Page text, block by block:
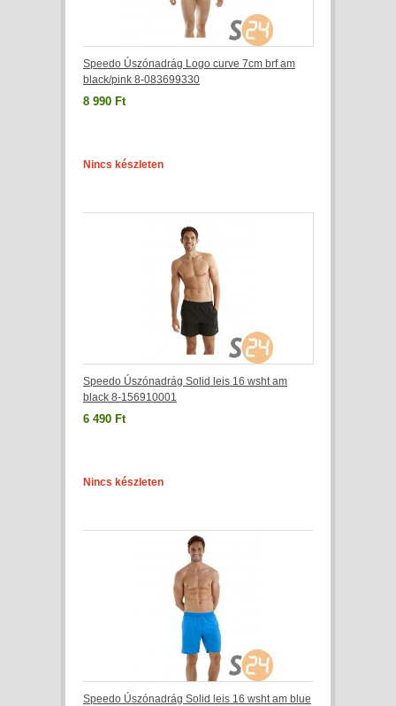
Speedo Úszónadrág Logo curve 7cm brf am
black/pink 8-083699330
8 990 Ft
Nincs készleten
Speedo Úszónadrág Solid leis 16 wsht am
black 8-156910001
6 490 Ft
Nincs készleten
Speedo Úszónadrág Solid leis 16 wsht am blue